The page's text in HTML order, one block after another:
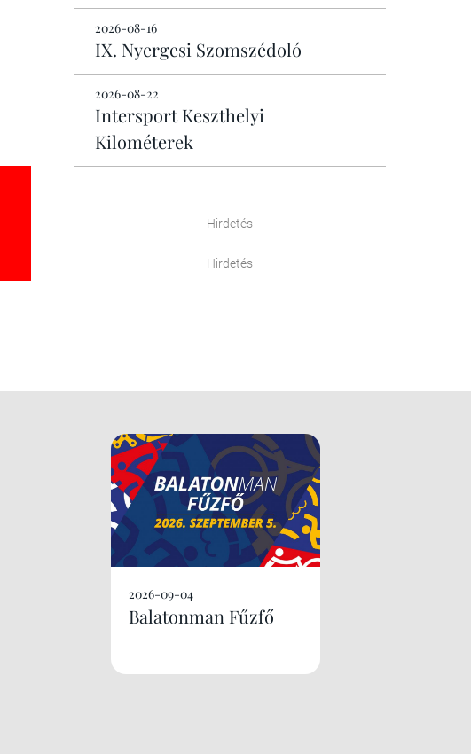
2026-08-16
IX. Nyergesi Szomszédoló
2026-08-22
Intersport Keszthelyi
Kilométerek
Hirdetés
Hirdetés
2026-09-04
Balatonman Fűzfő